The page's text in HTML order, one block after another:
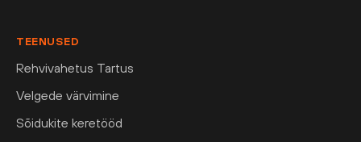
TEENUSED
Rehvivahetus Tartus
Velgede värvimine
Sõidukite keretööd